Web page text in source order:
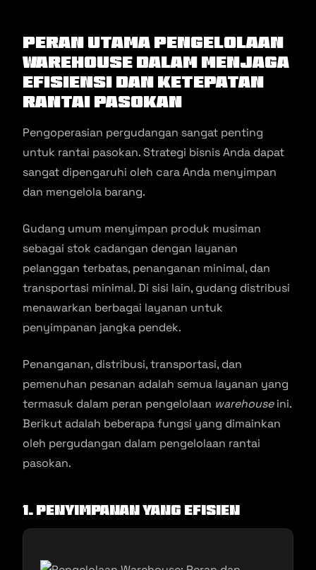
Peran Utama Pengelolaan
Warehouse dalam Menjaga
Efisiensi dan Ketepatan
Rantai Pasokan
Pengoperasian pergudangan sangat penting
untuk rantai pasokan. Strategi bisnis Anda dapat
sangat dipengaruhi oleh cara Anda menyimpan
dan mengelola barang.
Gudang umum menyimpan produk musiman
sebagai stok cadangan dengan layanan
pelanggan terbatas, penanganan minimal, dan
transportasi minimal. Di sisi lain, gudang distribusi
menawarkan berbagai layanan untuk
penyimpanan jangka pendek.
Penanganan, distribusi, transportasi, dan
pemenuhan pesanan adalah semua layanan yang
termasuk dalam peran pengelolaan warehouseini.
Berikut adalah beberapa fungsi yang dimainkan
oleh pergudangan dalam pengelolaan rantai
pasokan.
1. Penyimpanan yang Efisien